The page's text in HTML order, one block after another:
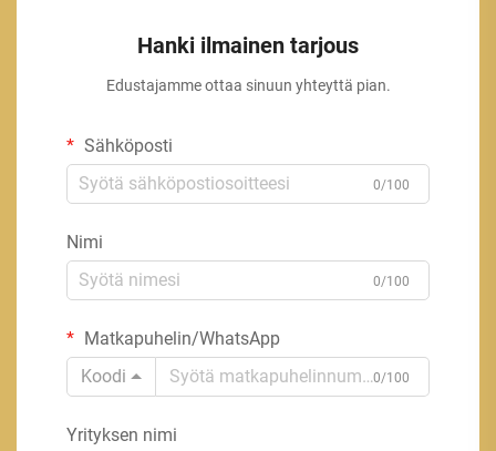
Hanki ilmainen tarjous
Edustajamme ottaa sinuun yhteyttä pian.
Sähköposti
0/100
Nimi
0/100
Matkapuhelin/WhatsApp
Koodi
0/100
Yrityksen nimi